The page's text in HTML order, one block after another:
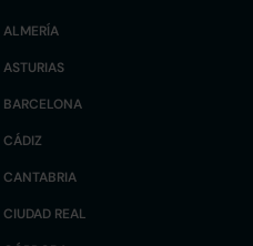
ALMERÍA
ASTURIAS
BARCELONA
CÁDIZ
CANTABRIA
CIUDAD REAL